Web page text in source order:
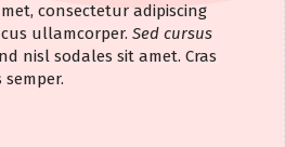
consectetur adipiscing
ullamcorper.Sed cursus
nisl sodales sit amet. Cras